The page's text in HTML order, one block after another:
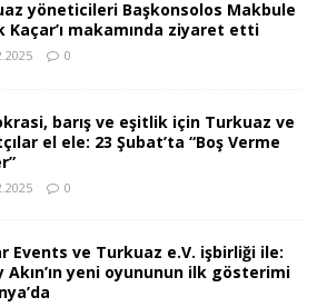
yöneticileri Başkonsolos Makbule
Kaçar’ı makamında ziyaret etti
0
barış ve eşitlik için Turkuaz ve
el ele: 23 Şubat’ta “Boş Verme
0
Events ve Turkuaz e.V. işbirliği ile:
Akın’ın yeni oyununun ilk gösterimi